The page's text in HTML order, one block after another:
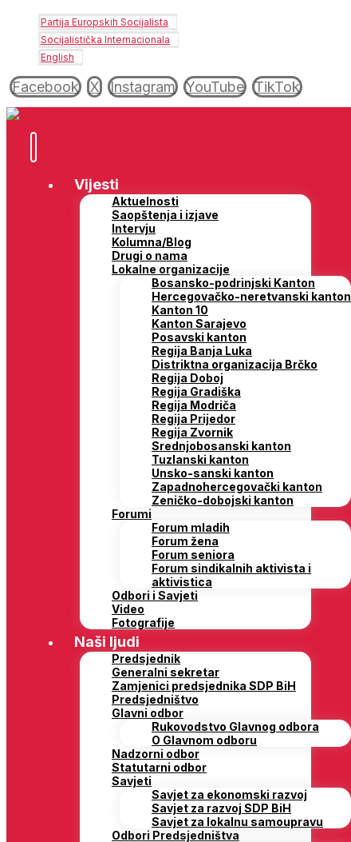
Partija Europskih Socijalista
Socijalistička Internacionala
English
Facebook X Instagram YouTube TikTok
Vijesti
Aktuelnosti
Saopštenja i izjave
Intervju
Kolumna/Blog
Drugi o nama
Lokalne organizacije
Bosansko-podrinjski Kanton
Hercegovačko-neretvanski kanton
Kanton 10
Kanton Sarajevo
Posavski kanton
Regija Banja Luka
Distriktna organizacija Brčko
Regija Doboj
Regija Gradiška
Regija Modriča
Regija Prijedor
Regija Zvornik
Srednjobosanski kanton
Tuzlanski kanton
Unsko-sanski kanton
Zapadnohercegovački kanton
Zeničko-dobojski kanton
Forumi
Forum mladih
Forum žena
Forum seniora
Forum sindikalnih aktivista i
aktivistica
Odbori i Savjeti
Video
Fotografije
Naši ljudi
Predsjednik
Generalni sekretar
Zamjenici predsjednika SDP BiH
Predsjedništvo
Glavni odbor
Rukovodstvo Glavnog odbora
O Glavnom odboru
Nadzorni odbor
Statutarni odbor
Savjeti
Savjet za ekonomski razvoj
Savjet za razvoj SDP BiH
Savjet za lokalnu samoupravu
Odbori Predsjedništva